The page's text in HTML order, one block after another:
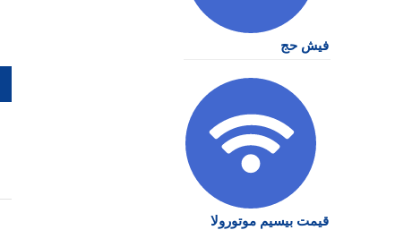
فیش حج
قیمت بیسیم موتورولا